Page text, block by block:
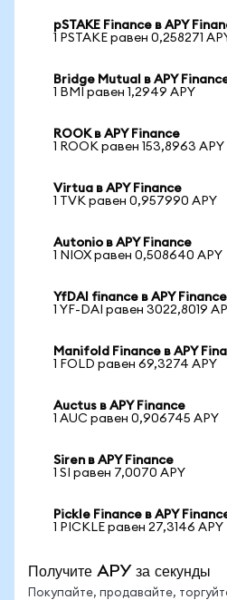
pSTAKE Finance в APY
1 PSTAKE равен 0,258271
Bridge Mutual в APY
1 BMI равен 1,2949 APY
ROOK в APY Finance
1 ROOK равен 153,8963 APY
Virtua в APY Finance
1 TVK равен 0,957990 APY
Autonio в APY Finance
1 NIOX равен 0,508640 APY
YfDAI finance в APY Finance
1 YF-DAI равен 3022,8019
Manifold Finance в APY
1 FOLD равен 69,3274 APY
Auctus в APY Finance
1 AUC равен 0,906745 APY
Siren в APY Finance
1 SI равен 7,0070 APY
Pickle Finance в APY
1 PICKLE равен 27,3146 APY
Получите APY за секунды
Покупайте, продавайте,